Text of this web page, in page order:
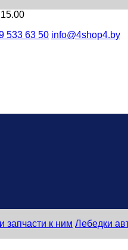
533 63 50 info@4shop4.by
запчасти к ним Лeбедки